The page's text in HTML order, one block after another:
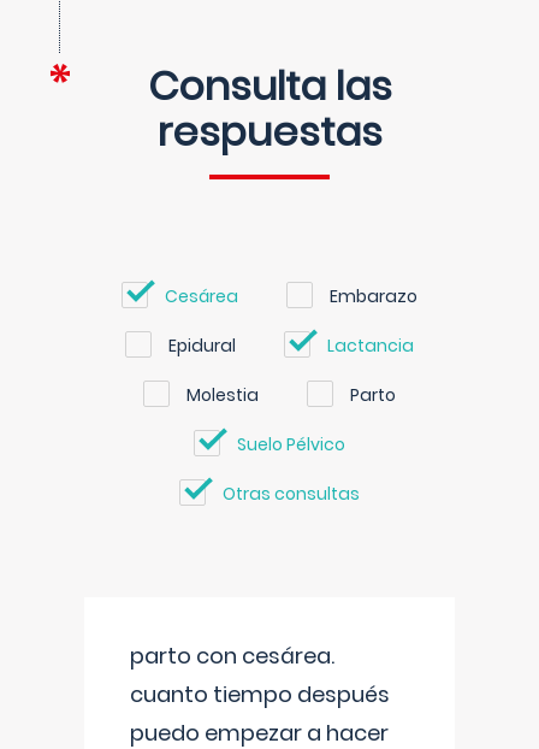
Consulta las
respuestas
Cesárea Embarazo
Epidural Lactancia
Molestia Parto
Suelo Pélvico
Otras consultas
parto con cesárea.
cuanto tiempo después
puedo empezar a hacer